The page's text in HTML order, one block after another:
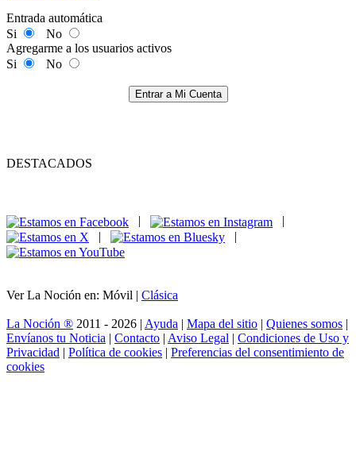
Entrada automática
Si
No
Agregarme a los usuarios activos
Si
No
Entrar a Mi Cuenta
DESTACADOS
|
|
Ver La Noción en: Móvil | Clásica
La Noción ® 2011 - 2026 | Ayuda | Mapa del sitio | Quienes somos |
Envíanos tu Noticia | Contacto | Aviso Legal | Condiciones de Uso y
Privacidad | Política de cookies | Preferencias del consentimiento de
cookies